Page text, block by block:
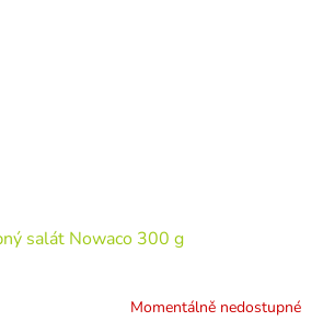
salát Nowaco 300 g
Momentálně nedostupné